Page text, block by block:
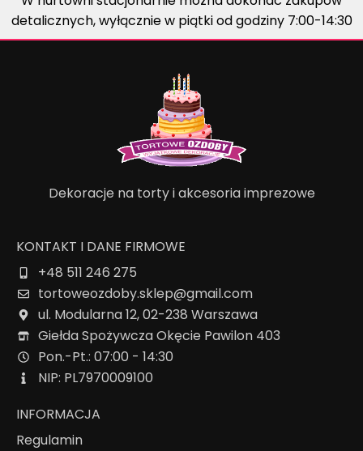
detalicznych, wyłącznie w piątki od godziny 7:00-14:30
Dekoracje na torty i akcesoria imprezowe
KONTAKT I DANE FIRMOWE
+48 511 246 275
tortoweozdoby.sklep@gmail.com
ul. Modularna 12, 02-238 Warszawa
Giełda Spożywcza Okęcie Pawilon 403
Pon.-Pt.: 07:00 - 14:30
NIP: PL7970009100
INFORMACJA
Regulamin